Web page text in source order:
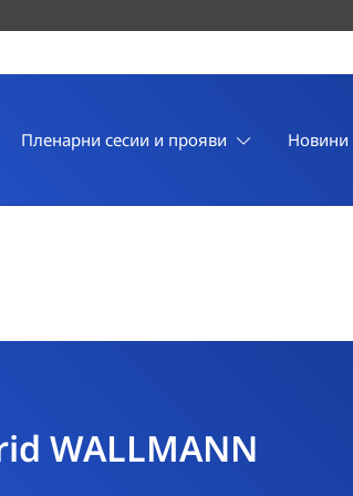
Пленарни сесии и прояви Новини
WALLMANN